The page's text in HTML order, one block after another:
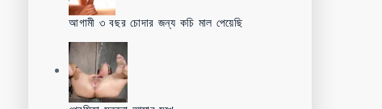
আগামী ৩ বছর চোদার জন্য কচি মাল পেয়েছি